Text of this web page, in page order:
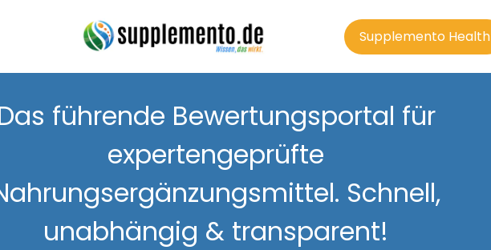
Supplemento Health
führende Bewertungsportal für
expertengeprüfte
Schnell,
unabhängig & transparent!